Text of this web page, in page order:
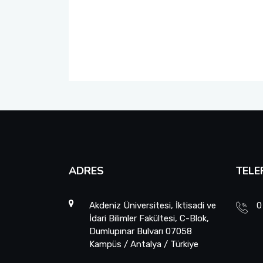
ADRES
Akdeniz Üniversitesi, İktisadi ve
İdari Bilimler Fakültesi, C-Blok,
Dumlupınar Bulvarı 07058
Kampüs / Antalya / Türkiye